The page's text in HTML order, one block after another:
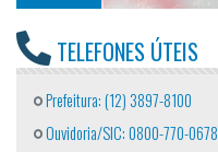
TELEFONES ÚTEIS
Prefeitura: (12) 3897-8100
Ouvidoria/SIC: 0800-770-0678